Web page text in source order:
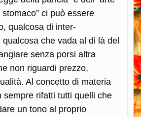
ci può essere
qualcosa di inter-
qualcosa che vada al di là del
senza porsi altra
non riguardi prezzo,
Al concetto di materia
sempre rifatti tutti quelli che
un tono al proprio